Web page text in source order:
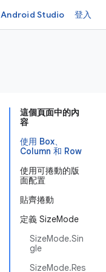
Android Studio 登入
這個頁面中的內
容
使用 Box、
Column 和 Row
使用可捲動的版
面配置
貼齊捲動
定義 SizeMode
SizeMode.Sin
gle
SizeMode.Res